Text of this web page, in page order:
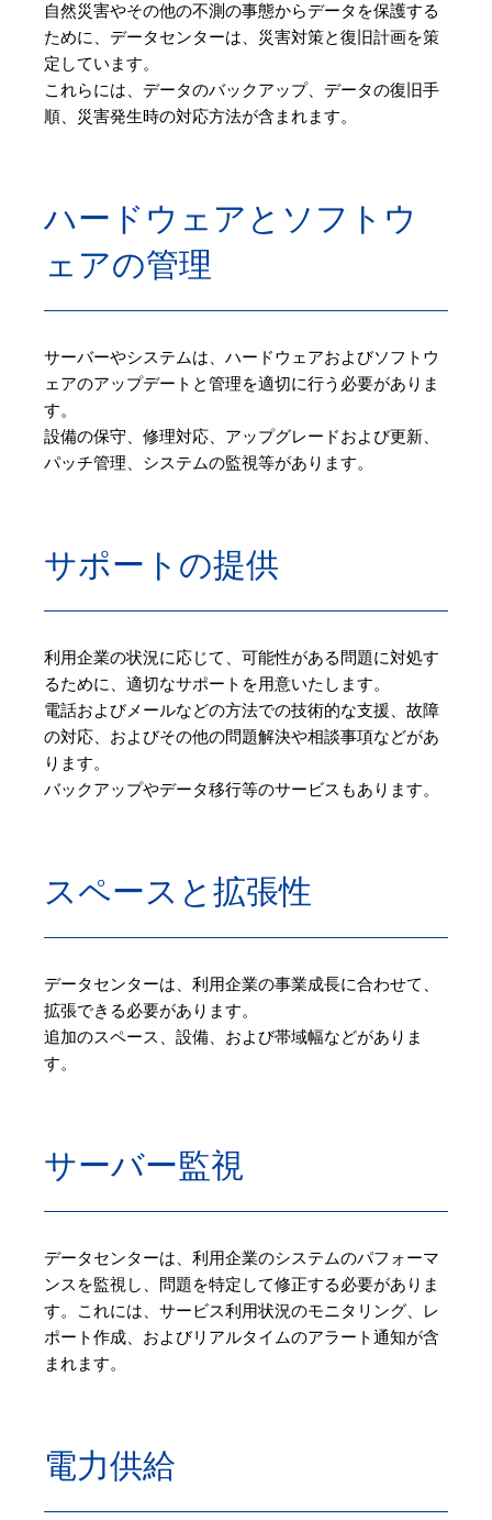
自然災害やその他の不測の事態からデータを保護する
ために、データセンターは、災害対策と復旧計画を策
定しています。
これらには、データのバックアップ、データの復旧手
順、災害発生時の対応方法が含まれます。
ハードウェアとソフトウ
ェアの管理
サーバーやシステムは、ハードウェアおよびソフトウ
ェアのアップデートと管理を適切に行う必要がありま
す。
設備の保守、修理対応、アップグレードおよび更新、
パッチ管理、システムの監視等があります。
サポートの提供
利用企業の状況に応じて、可能性がある問題に対処す
るために、適切なサポートを用意いたします。
電話およびメールなどの方法での技術的な支援、故障
の対応、およびその他の問題解決や相談事項などがあ
ります。
バックアップやデータ移行等のサービスもあります。
スペースと拡張性
データセンターは、利用企業の事業成長に合わせて、
拡張できる必要があります。
追加のスペース、設備、および帯域幅などがありま
す。
サーバー監視
データセンターは、利用企業のシステムのパフォーマ
ンスを監視し、問題を特定して修正する必要がありま
す。これには、サービス利用状況のモニタリング、レ
ポート作成、およびリアルタイムのアラート通知が含
まれます。
電力供給